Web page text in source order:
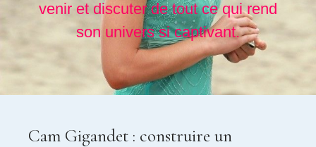
venir et discuter de tout ce qui rend
son univers si captivant.
Cam Gigandet : construire un